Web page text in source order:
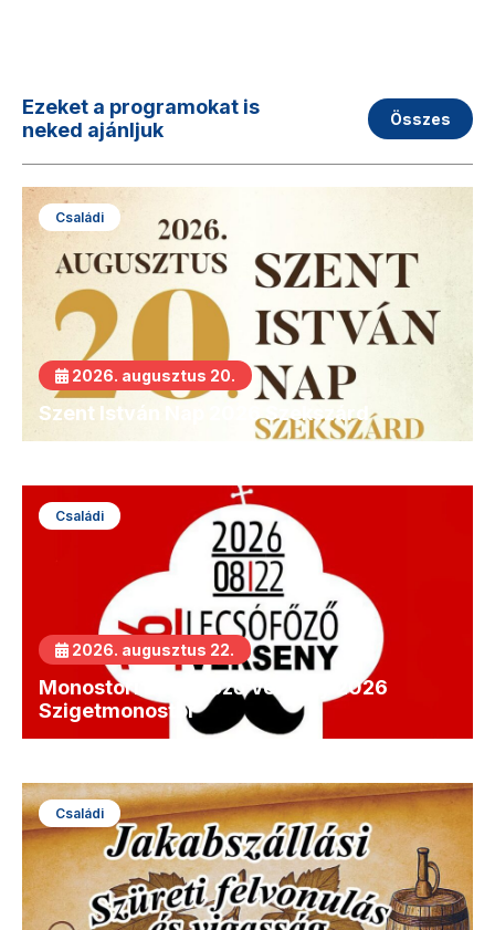
Ezeket a programokat is
neked ajánljuk
Összes
Családi
2026. augusztus 20.
Szent István Nap 2026 Szekszárd
Családi
2026. augusztus 22.
Monostori Lecsófőző Verseny 2026
Szigetmonostor
Családi